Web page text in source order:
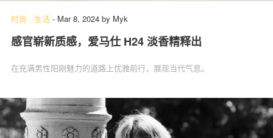
时尚 . 生活 - Mar 8, 2024 by Myk
感官崭新质感，爱马仕 H24 淡香精释出
在充满男性阳刚魅力的道路上优雅前行，展现当代气息。